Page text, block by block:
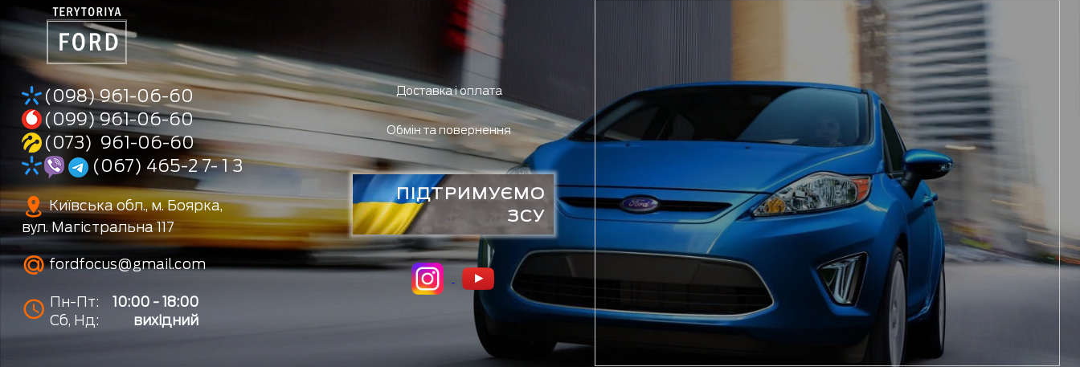
(098) 961-06-60
(099) 961-06-60
(073) 961-06-60
(067) 465-2 7- 1 3
Київська обл., м. Боярка,
вул. Магістральна 117
fordfocus@gmail.com
Пн-Пт:
10:00 - 18:00
Сб, Нд:
вихідний
Доставка і оплата
Обмін та повернення
ПІДТРИМУЄМО
ЗСУ